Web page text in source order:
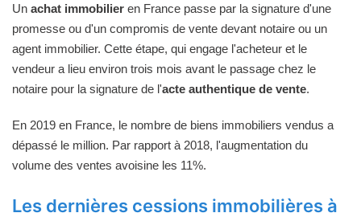
Un achat immobilier en France passe par la signature d'une
promesse ou d'un compromis de vente devant notaire ou un
agent immobilier. Cette étape, qui engage l'acheteur et le
vendeur a lieu environ trois mois avant le passage chez le
notaire pour la signature de l'acte authentique de vente.
En 2019 en France, le nombre de biens immobiliers vendus a
dépassé le million. Par rapport à 2018, l'augmentation du
volume des ventes avoisine les 11%.
Les dernières cessions immobilières à